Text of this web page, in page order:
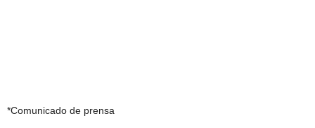
*Comunicado de prensa